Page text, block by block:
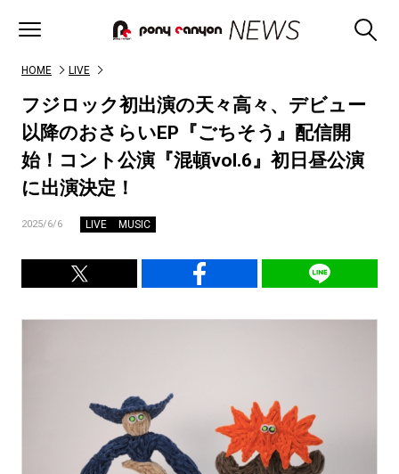
HOME LIVE
フジロック初出演の天々高々、デビュー
以降のおさらいEP『ごちそう』配信開
始！コント公演『混頓vol.6』初日昼公演
に出演決定！
2025/6/6 LIVE MUSIC